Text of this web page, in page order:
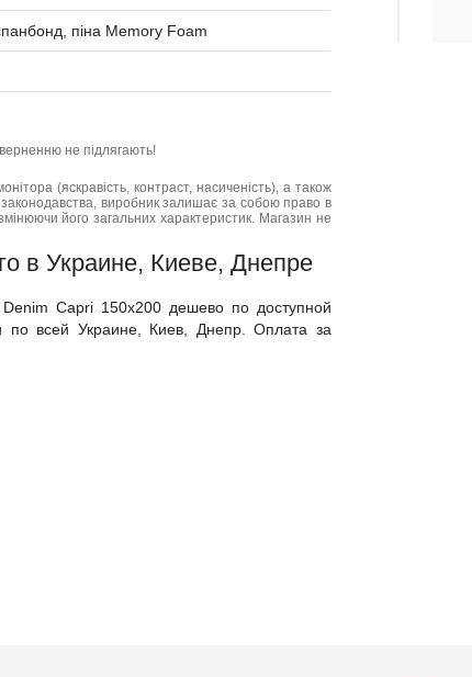
піна Memory Foam
не підлягають!
(яскравість, контраст, насиченість), а також
законодавства, виробник залишає за собою право в
його загальних характеристик. Магазин не
в Украине, Киеве, Днепре
Capri 150x200 дешево по доступной
по всей Украине, Киев, Днепр. Оплата за